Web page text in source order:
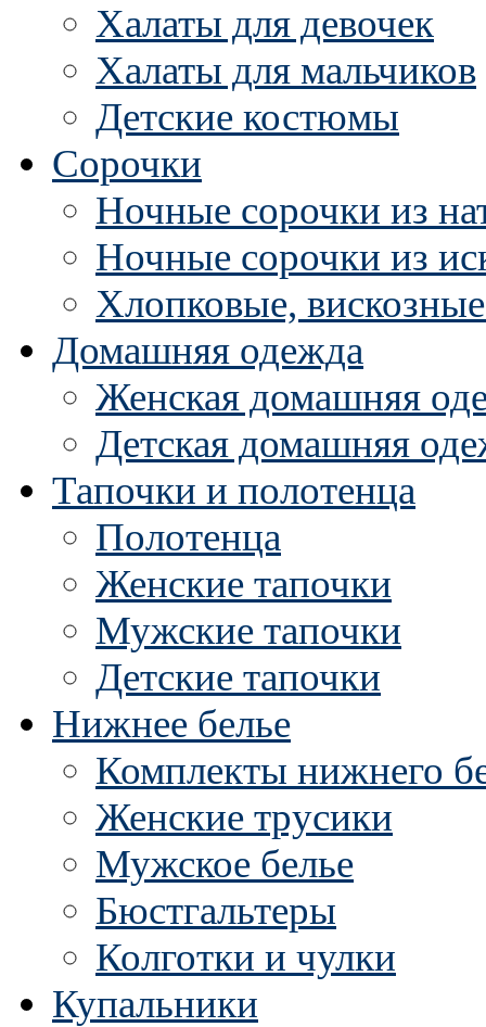
Халаты для девочек
Халаты для мальчиков
Детские костюмы
Сорочки
Ночные сорочки из
Ночные сорочки из
Хлопковые,
Домашняя одежда
Женская домашняя
Детская домашняя
Тапочки и полотенца
Полотенца
Женские тапочки
Мужские тапочки
Детские тапочки
Нижнее белье
Комплекты нижнего
Женские трусики
Мужское белье
Бюстгальтеры
Колготки и чулки
Купальники